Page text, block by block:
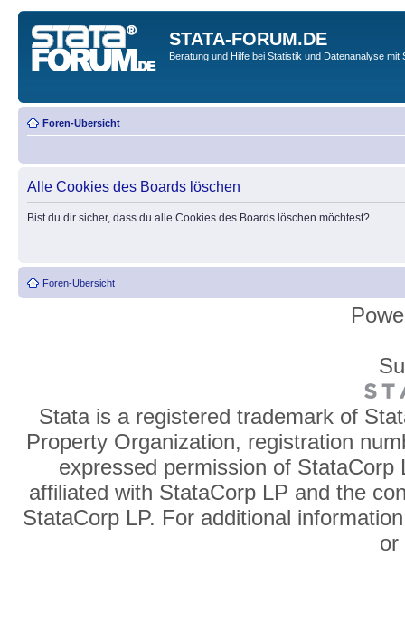
STATA-FORUM.DE
Beratung und Hilfe bei Statistik und Datenanalyse mit
Foren-Übersicht
Alle Cookies des Boards löschen
Bist du dir sicher, dass du alle Cookies des Boards löschen möchtest?
Foren-Übersicht
Stata is a registered trademark of
Property Organization, registration
expressed permission of
affiliated with StataCorp LP and the
StataCorp LP. For additional
or